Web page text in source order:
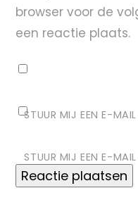
browser voor de
een reactie plaats.
STUUR MIJ EEN E-
STUUR MIJ EEN E-